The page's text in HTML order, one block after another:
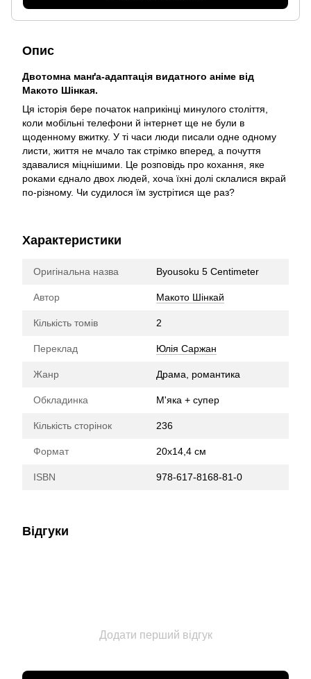
Опис
Двотомна манґа-адаптація видатного аніме від
Макото Шінкая.
Ця історія бере початок наприкінці минулого століття,
коли мобільні телефони й інтернет ще не були в
щоденному вжитку. У ті часи люди писали одне одному
листи, життя не мчало так стрімко вперед, а почуття
здавалися міцнішими. Це розповідь про кохання, яке
роками єднало двох людей, хоча їхні долі склалися вкрай
по-різному. Чи судилося їм зустрітися ще раз?
Характеристики
Оригінальна назва Byousoku 5 Centimeter
Автор Макото Шінкай
Кількість томів 2
Переклад Юлія Саржан
Жанр Драма, романтика
Обкладинка М'яка + супер
Кількість сторінок 236
Формат 20х14,4 см
ISBN 978-617-8168-81-0
Відгуки
Додати перший відгук